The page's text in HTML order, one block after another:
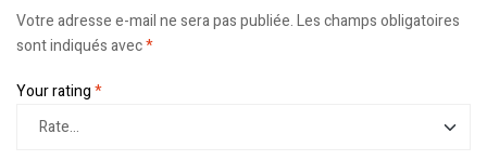
Votre adresse e-mail ne sera pas publiée.Les champs obligatoires
sont indiqués avec*
Your rating*